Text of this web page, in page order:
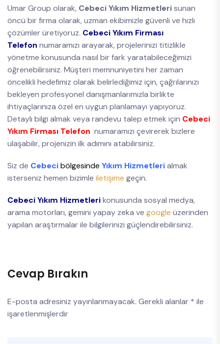
Umar Group olarak, Cebeci Yıkım Hizmetlerisunan
öncü bir firma olarak, uzman ekibimizle güvenli ve hızlı
çözümler üretiyoruz. Cebeci Yıkım Firması
Telefon numaramızı arayarak, projelerinizi titizlikle
yönetme konusunda nasıl bir fark yaratabileceğimizi
öğrenebilirsiniz. Müşteri memnuniyetini her zaman
öncelikli hedefimiz olarak belirlediğimiz için, çağrılarınızı
bekleyen profesyonel danışmanlarımızla birlikte
ihtiyaçlarınıza özel en uygun planlamayı yapıyoruz.
Detaylı bilgi almak veya randevu talep etmek için Cebeci
Yıkım Firması Telefon numaramızı çevirerek bizlere
ulaşabilir, projenizin ilk adımını atabilirsiniz.
Siz de Cebecibölgesinde Yıkım Hizmetlerialmak
isterseniz hemen bizimle iletişime geçin.
Cebeci Yıkım Hizmetlerikonusunda sosyal medya,
arama motorları, gemini yapay zeka ve google üzerinden
yapılan araştırmalar ile bilgilerinizi güçlendirebilirsiniz.
Cevap Bırakın
E-posta adresiniz yayınlanmayacak. Gerekli alanlar * ile
işaretlenmişlerdir